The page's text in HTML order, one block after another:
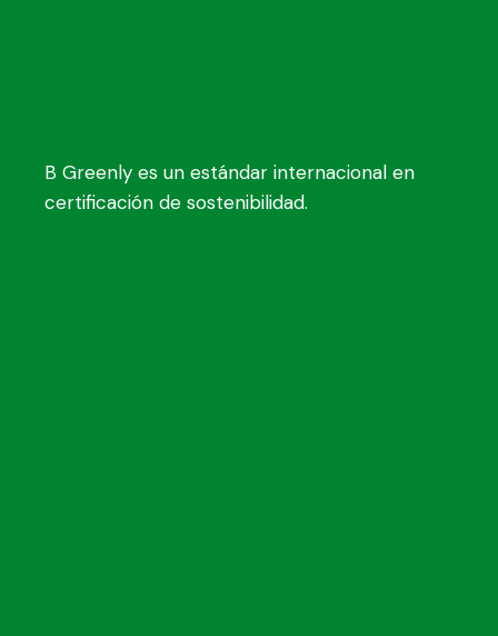
B Greenly es un estándar internacional en
certificación de sostenibilidad.